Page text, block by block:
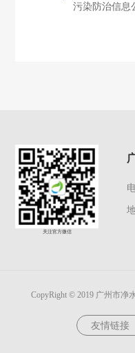
污染防治信息
关注官方微信
CopyRight © 2019 广州市净
友情链接